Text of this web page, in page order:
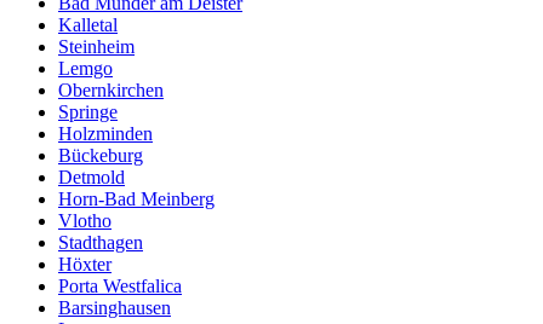
Kalletal
Steinheim
Lemgo
Obernkirchen
Springe
Holzminden
Bückeburg
Detmold
Horn-Bad Meinberg
Vlotho
Stadthagen
Höxter
Porta Westfalica
Barsinghausen